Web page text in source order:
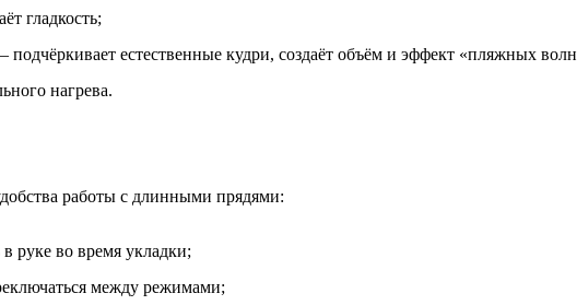
гладкость;
подчёркивает естественные кудри, создаёт объём и эффект «пляжных
нагрева.
работы с длинными прядями:
руке во время укладки;
между режимами;